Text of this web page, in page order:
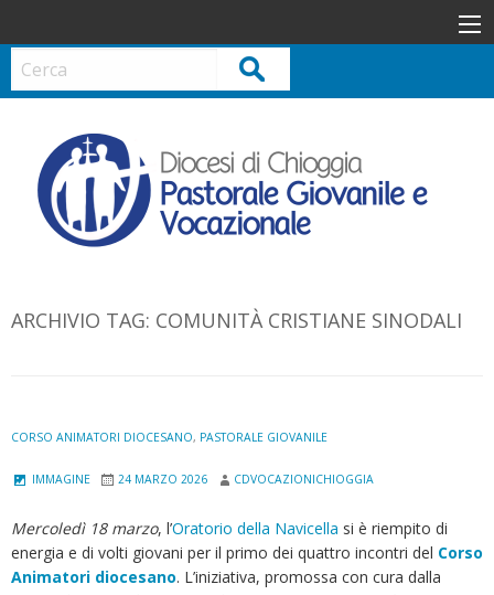
k
p
Cerca
ARCHIVIO TAG: COMUNITÀ CRISTIANE SINODALI
CORSO ANIMATORI DIOCESANO, PASTORALE GIOVANILE
IMMAGINE 24 MARZO 2026 CDVOCAZIONICHIOGGIA
Mercoledì 18 marzo, l’Oratorio della Navicella si è riempito di
energia e di volti giovani per il primo dei quattro incontri del Corso
Animatori diocesano. L’iniziativa, promossa con cura dalla